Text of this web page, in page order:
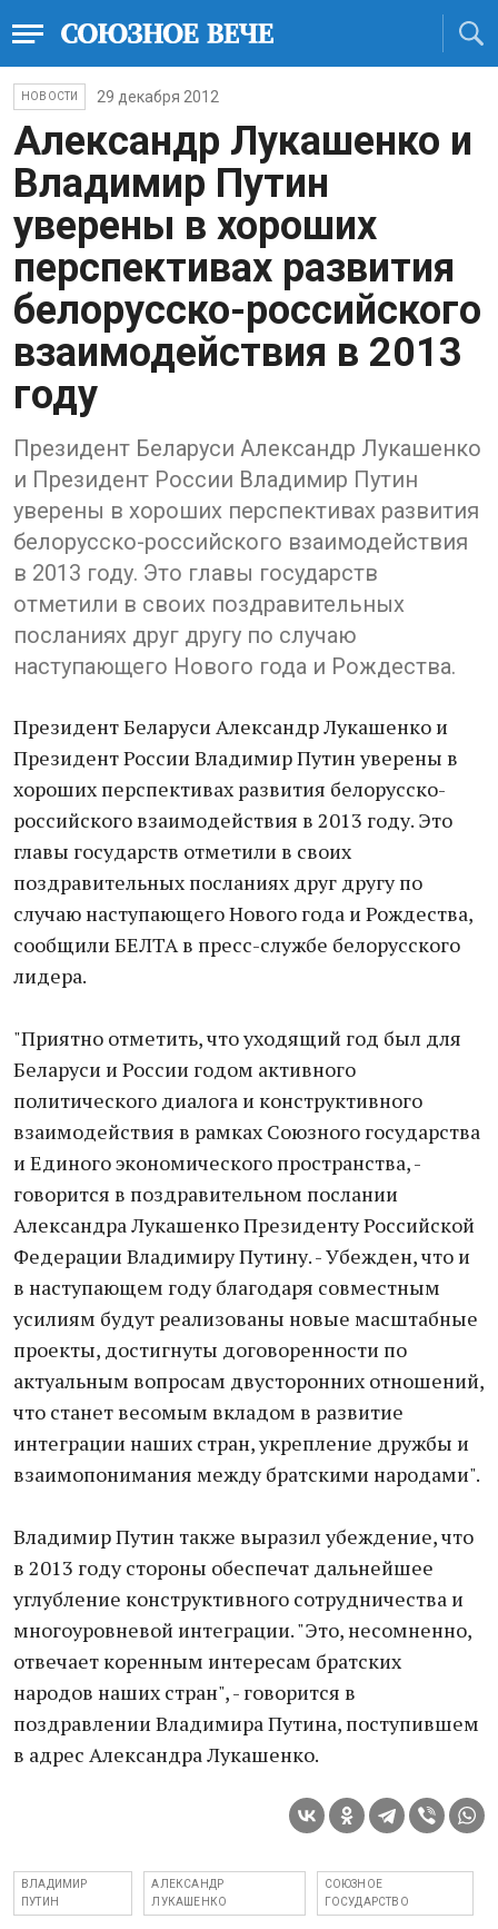
НОВОСТИ 29 декабря 2012
Александр Лукашенко и
Владимир Путин
уверены в хороших
перспективах развития
белорусско-российского
взаимодействия в 2013
году
Президент Беларуси Александр Лукашенко
и Президент России Владимир Путин
уверены в хороших перспективах развития
белорусско-российского взаимодействия
в 2013 году. Это главы государств
отметили в своих поздравительных
посланиях друг другу по случаю
наступающего Нового года и Рождества.
Президент Беларуси Александр Лукашенко и
Президент России Владимир Путин уверены в
хороших перспективах развития белорусско-
российского взаимодействия в 2013 году. Это
главы государств отметили в своих
поздравительных посланиях друг другу по
случаю наступающего Нового года и Рождества,
сообщили БЕЛТА в пресс-службе белорусского
лидера.
"Приятно отметить, что уходящий год был для
Беларуси и России годом активного
политического диалога и конструктивного
взаимодействия в рамках Союзного государства
и Единого экономического пространства, -
говорится в поздравительном послании
Александра Лукашенко Президенту Российской
Федерации Владимиру Путину. - Убежден, что и
в наступающем году благодаря совместным
усилиям будут реализованы новые масштабные
проекты, достигнуты договоренности по
актуальным вопросам двусторонних отношений,
что станет весомым вкладом в развитие
интеграции наших стран, укрепление дружбы и
взаимопонимания между братскими народами".
Владимир Путин также выразил убеждение, что
в 2013 году стороны обеспечат дальнейшее
углубление конструктивного сотрудничества и
многоуровневой интеграции. "Это, несомненно,
отвечает коренным интересам братских
народов наших стран", - говорится в
поздравлении Владимира Путина, поступившем
в адрес Александра Лукашенко.
ВЛАДИМИР
ПУТИН
АЛЕКСАНДР
ЛУКАШЕНКО
СОЮЗНОЕ
ГОСУДАРСТВО